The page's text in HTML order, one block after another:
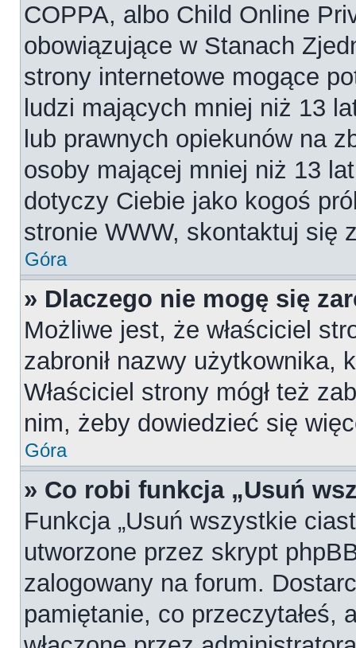
COPPA, albo Child Online
obowiązujące w Stanach
strony internetowe mogące
ludzi mających mniej niż 13
lub prawnych opiekunów na
osoby mającej mniej niż 13
dotyczy Ciebie jako kogoś
stronie WWW, skontaktuj się
Góra
» Dlaczego nie mogę się
Możliwe jest, że właściciel
zabronił nazwy użytkownika,
Właściciel strony mógł też
nim, żeby dowiedzieć się
Góra
» Co robi funkcja „Usuń
Funkcja „Usuń wszystkie
utworzone przez skrypt
zalogowany na forum.
pamiętanie, co przeczytałeś,